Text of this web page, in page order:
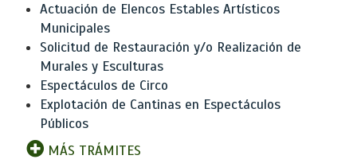
Actuación de Elencos Estables Artísticos
Municipales
Solicitud de Restauración y/o Realización de
Murales y Esculturas
Espectáculos de Circo
Explotación de Cantinas en Espectáculos
Públicos
MÁS TRÁMITES